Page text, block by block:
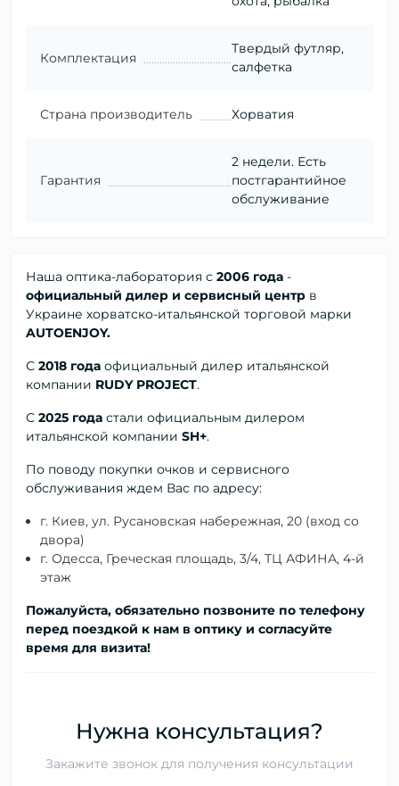
Комплектация
Твердый футляр,
салфетка
Страна производитель Хорватия
Гарантия
2 недели. Есть
постгарантийное
обслуживание
Наша оптика-лаборатория с 2006 года -
официальный дилер и сервисный центр в
Украине хорватско-итальянской торговой марки
AUTOENJOY.
С 2018 года официальный дилер итальянской
компании RUDY PROJECT.
С 2025 года стали официальным дилером
итальянской компании SH+.
По поводу покупки очков и сервисного
обслуживания ждем Вас по адресу:
г. Киев, ул. Русановская набережная, 20 (вход со
двора)
г. Одесса, Греческая площадь, 3/4, ТЦ АФИНА, 4-й
этаж
Пожалуйста, обязательно позвоните по телефону
перед поездкой к нам в оптику и согласуйте
время для визита!
Нужна консультация?
Закажите звонок для получения консультации